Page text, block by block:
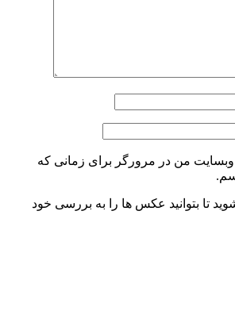
وبسایت من در مرورگر برای زمانی که
تا بتوانید عکس ها را به بررسی خود